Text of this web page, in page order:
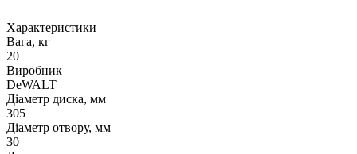
Характеристики
Вага, кг
20
Виробник
DeWALT
Діаметр диска, мм
305
Діаметр отвору, мм
30